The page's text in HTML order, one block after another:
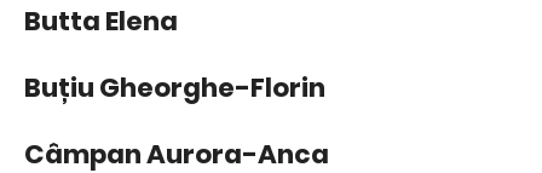
Butta Elena
Buțiu Gheorghe-Florin
Câmpan Aurora-Anca